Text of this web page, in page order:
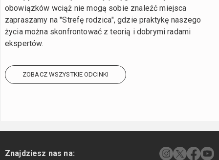
obowiązków wciąż nie mogą sobie znaleźć miejsca
zapraszamy na "Strefę rodzica", gdzie praktykę naszego
życia można skonfrontować z teorią i dobrymi radami
ekspertów.
ZOBACZ WSZYSTKIE ODCINKI
Znajdziesz nas na: